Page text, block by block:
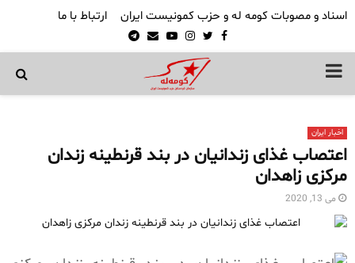
اسناد و مصوبات کومه له و حزب کمونیست ایران ارتباط با ما
Facebook
Twitter
Instagram
Youtube
Email
Telegram
PRIMARY
اخبار ایران
اعتصاب غذای زندانیان در بند قرنطینه زندان
مرکزی زاهدان
می 13, 2020